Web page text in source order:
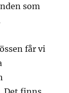
som
får vi